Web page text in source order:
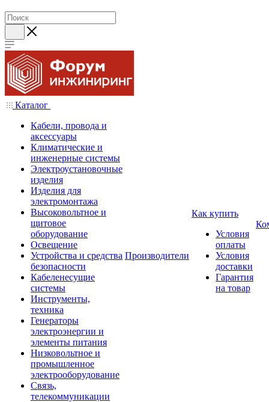
Каталог
Кабели, провода и
аксессуары
Климатические и
инженерные системы
Электроустановочные
изделия
Изделия для
электромонтажа
Высоковольтное и
щитовое
оборудование
Освещение
Устройства и средства
безопасности
Кабеленесущие
системы
Инструменты,
техника
Генераторы
электроэнергии и
элементы питания
Низковольтное и
промышленное
электрооборудование
Связь,
телекоммуникации
Производители
Как купить
Условия
оплаты
Условия
доставки
Гарантия
на товар